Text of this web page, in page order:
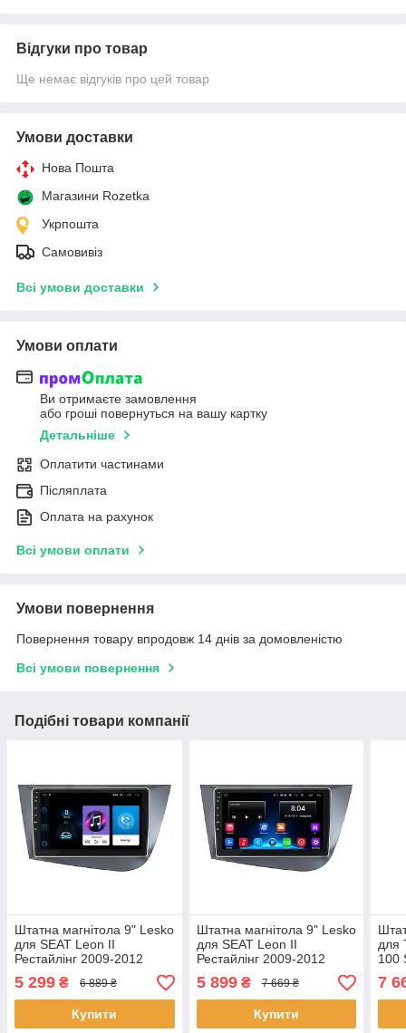
Відгуки про товар
Ще немає відгуків про цей товар
Умови доставки
Нова Пошта
Магазини Rozetka
Укрпошта
Самовивіз
Всі умови доставки
Умови оплати
Ви отримаєте замовлення
або гроші повернуться на вашу картку
Детальніше
Оплатити частинами
Післяплата
Оплата на рахунок
Всі умови оплати
Умови повернення
Повернення товару впродовж 14 днів за домовленістю
Всі умови повернення
Подібні товари компанії
Штатна магнітола 9" Lesko
для SEAT Leon II
Рестайлінг 2009-2012
1/16Gb/ Wi-Fi Optima Сіат
2шт
5 299 ₴ 6 889 ₴
Купити
Штатна магнітола 9" Lesko
для SEAT Leon II
Рестайлінг 2009-2012
2/32Gb/ Wi-Fi Optima Сіат
2шт
5 899₴ 7 669 ₴
Купити
для
100
7